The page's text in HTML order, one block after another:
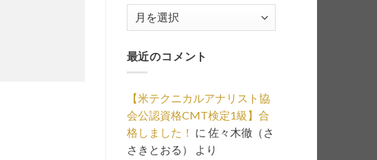
事
の
一
覧
は
こ
ち
最近のコメント
【米テクニカルアナリスト協
会公認資格CMT検定1級】合
格しました！ に 佐々木徹（さ
さきとおる）
より